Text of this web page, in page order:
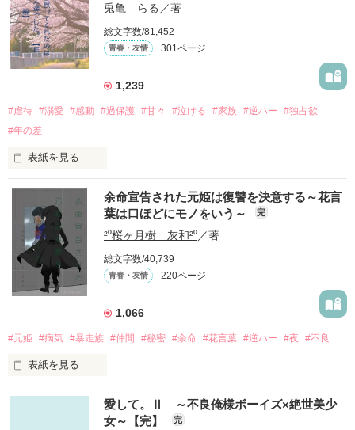
兎亀 らる ／著
総文字数/81,452
青春・友情 301ページ
1,239
#虐待 #溺愛 #感動 #過保護 #甘々 #泣ける #家族 #逆ハー
#独占欲
#年の差
表紙を見る
｢全部あんたのせいよ｣
『──のせいじゃないよ』
｢なんであんたが生きてんのよ｣
『生きていてくれてありがとう』
｢あんたなんか産まなきゃ良かった｣
『産まれてきてくれてありがとう』
『──が居てくれたから俺たちは·····』
余命宣告された元姫は復讐を決意する～花言
葉は口ほどにモノをいう～
完
²⁰桜ヶ月樹 灰和²⁰／著
総文字数/40,739
青春・友情 220ページ
1,066
#元姫 #病気 #暴走族 #仲間 #秘密 #余命 #花言葉 #逆ハー #夜 #不良
表紙を見る
世界№1の最強。通り名・night
愛して。Ⅱ ～不良俺様ボーイズ×絶世美少
女～【完】
完